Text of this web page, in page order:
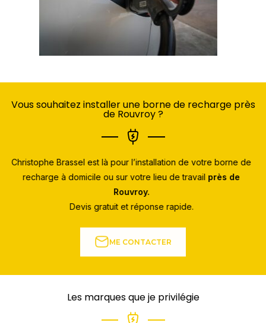
Vous souhaitez installer une borne de recharge près
de Rouvroy ?
Christophe Brassel est là pour l’installation de votre borne de
recharge à domicile ou sur votre lieu de travailprès de
Rouvroy.
Devis gratuit et réponse rapide.
ME CONTACTER
Les marques que je privilégie